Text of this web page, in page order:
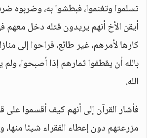
تسلموا وتغنموا، فبطشوا به، وضربوه
أيقن الأخ أنهم يريدون قتله دخل
كارها لأمرهم، غير طائع، فراحوا إلى
بالله أن يقطفوا ثمارهم إذا أصبحوا، ولم
الله.
فأشار القرآن إلى أنهم كيف أقسموا
مزرعتهم دون إعطاء الفقراء شيئا منها،